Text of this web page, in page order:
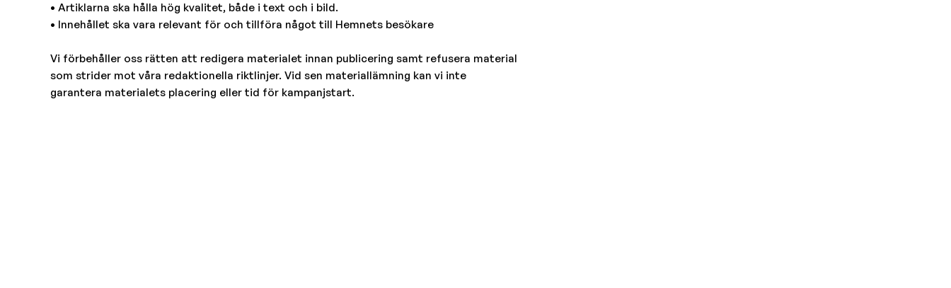
• Artiklarna ska hålla hög kvalitet, både i text och i bild.
• Innehållet ska vara relevant för och tillföra något till Hemnets besökare
Vi förbehåller oss rätten att redigera materialet innan publicering samt refusera material
som strider mot våra redaktionella riktlinjer. Vid sen materiallämning kan vi inte
garantera materialets placering eller tid för kampanjstart.